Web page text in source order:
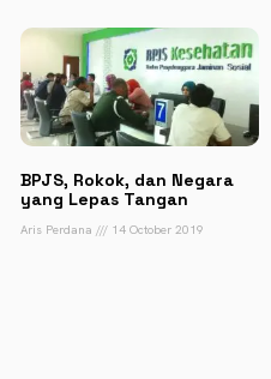
BPJS, Rokok, dan Negara
yang Lepas Tangan
Aris Perdana 14 October 2019